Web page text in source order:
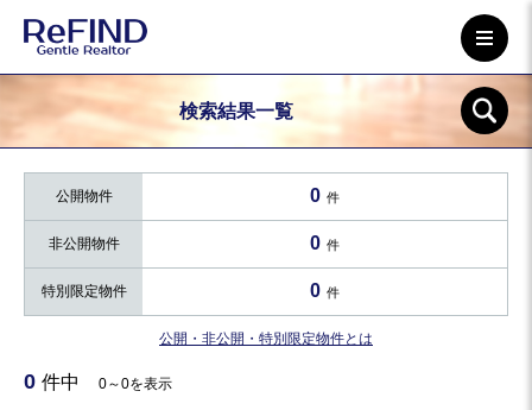
検索結果一覧
公開物件 0 件
非公開物件 0 件
特別限定物件 0 件
公開・非公開・特別限定物件とは
0 件中 0～0を表示